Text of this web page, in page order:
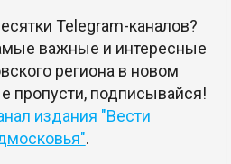
Telegram-каналов?
важные и интересные
региона в новом
пропусти, подписывайся!
издания "Вести
.